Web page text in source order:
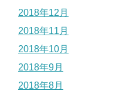
2018年12月
2018年11月
2018年10月
2018年9月
2018年8月